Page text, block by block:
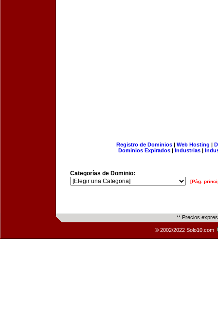
Registro de Dominios| Web Hosting |
Dominios Expirados | Industrias |
Categorías de Dominio:
[Pág.
** Precios
© 2002/2022 Solo10.com